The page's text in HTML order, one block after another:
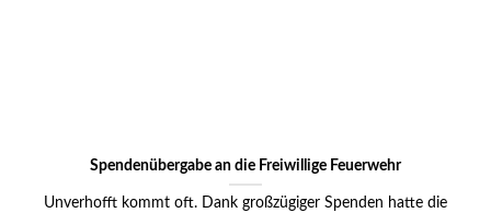
Spendenübergabe an die Freiwillige Feuerwehr
Unverhofft kommt oft. Dank großzügiger Spenden hatte die